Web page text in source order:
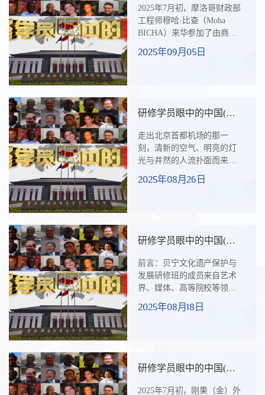
中国在轻工产业园建设与管
理方面的经验，也在交流与
思考中触摸到这个东方大国
言，这趟研修之旅不仅是知
情缘
2025年7月初，摩洛哥财政部
工程师穆哈·比查（Moha
BICHA）来华参加了由商务
部主办、商务部国际商务官
员研修学院承办的“非洲法语
为《从茶叶到中国梦：一位
摩洛哥人的见证》。在《从
茶叶到中国梦：一位摩洛哥
人的见证》一文中，穆哈·比
查以个人经历为线索，通过
对中国从童年想象到亲眼见
2025年09月05日
研修学员眼中的中国(四
我的中国印象
走出北京首都机场的那一
刻，清新的空气、明亮的灯
光与井然的人流扑面而来。
与家乡机场的嘈杂相比，这
里的一切安静而高效。车窗
感受到“智慧交通”的脉动，也
仿佛预见到，这段研修旅程
将让我触摸到中国的未来。4
月17日至4月30日，我有幸参
加了由中华人民共和国商务
员研修学院承办的“一带一路”
2025年08月26日
研修学员眼中的中国(四
里出发”—贝宁文化遗产
保护与发展研修班的中国
前言：贝宁文化遗产保护与
发展研修班的成员来自艺术
界、媒体、高等院校等领
域，其中青年居多。通过来
华研修交流，我们加深了对
我认为我们要结合此次所
学，就数字化议题与中方共
同推进落实。——贝宁代表
2025年08月18日
研修学员眼中的中国(四
2025年7月初，刚果（金）外